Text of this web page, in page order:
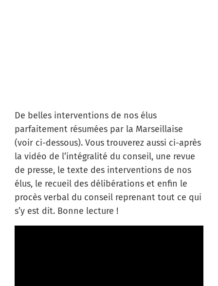
De belles interventions de nos élus
parfaitement résumées par la Marseillaise
(voir ci-dessous). Vous trouverez aussi ci-après
la vidéo de l’intégralité du conseil, une revue
de presse, le texte des interventions de nos
élus, le recueil des délibérations et enfin le
procès verbal du conseil reprenant tout ce qui
s’y est dit. Bonne lecture !